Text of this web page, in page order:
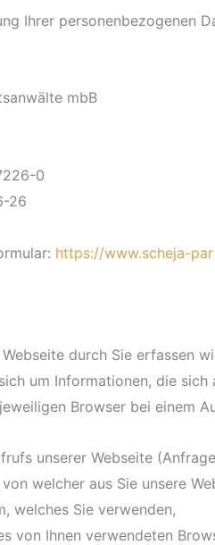
Ihrer personenbezogenen
mbB
0
26
https://www.scheja-
durch Sie erfassen
um Informationen, die
Browser bei einem
unserer Webseite
welcher aus Sie unsere
welches Sie verwenden,
von Ihnen verwendeten